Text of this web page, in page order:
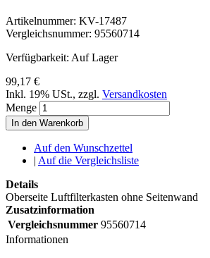
Artikelnummer: KV-17487
Vergleichsnummer: 95560714
Verfügbarkeit: Auf Lager
99,17 €
Inkl. 19% USt., zzgl. Versandkosten
Menge
In den Warenkorb
Auf den Wunschzettel
| Auf die Vergleichsliste
Details
Oberseite Luftfilterkasten ohne Seitenwand
Zusatzinformation
Vergleichsnummer 95560714
Informationen